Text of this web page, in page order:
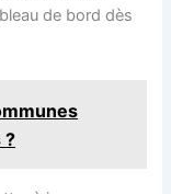
de bord dès
?